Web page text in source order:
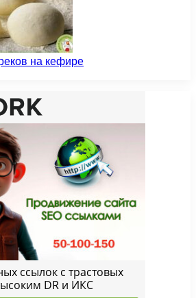
на кефире